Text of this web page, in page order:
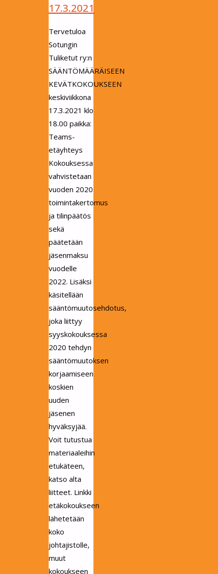
17.3.2021
Tervetuloa
Sotungin
Tuliketut ry:n
SÄÄNTÖMÄÄRÄISEEN
KEVÄTKOKOUKSEEN
keskiviikkona
17.3.2021 klo
18.00 paikka:
Teams-
etäyhteys
Kokouksessa
vahvistetaan
vuoden 2020
toimintakertomus
ja tilinpäätös
sekä
päätetään
jäsenmaksu
vuodelle
2022. Lisäksi
käsitellään
sääntömuutosehdotus,
joka liittyy
syyskokouksessa
2020 tehdyn
sääntömuutoksen
korjaamiseen
koskien
uuden
jäsenen
hyväksyjää.
Voit tutustua
materiaaleihin
etukäteen,
katso alta
liitteet. Linkki
etäkokoukseen
lähetetään
koko
johtajistolle,
muut
kokoukseen